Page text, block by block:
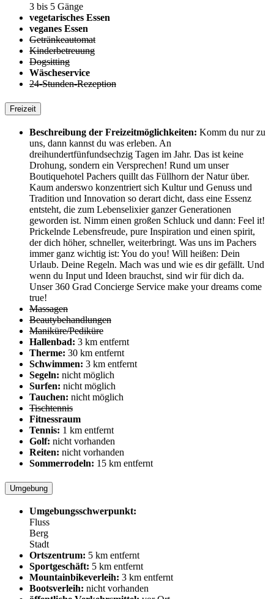
3 bis 5 Gänge
vegetarisches Essen
veganes Essen
Getränkeautomat
Kinderbetreuung
Dogsitting
Wäscheservice
24-Stunden-Rezeption
Freizeit
Beschreibung der Freizeitmöglichkeiten: Komm du nur zu
uns, dann kannst du was erleben. An
dreihundertfünfundsechzig Tagen im Jahr. Das ist keine
Drohung, sondern ein Versprechen! Rund um unser
Boutiquehotel Pachers quillt das Füllhorn der Natur über.
Kaum anderswo konzentriert sich Kultur und Genuss und
Tradition und Innovation so derart dicht, dass eine Essenz
entsteht, die zum Lebenselixier ganzer Generationen
geworden ist. Nimm einen großen Schluck und dann: Feel it!
Prickelnde Lebensfreude, pure Inspiration und einen spirit,
der dich höher, schneller, weiterbringt. Was uns im Pachers
immer ganz wichtig ist: You do you! Will heißen: Dein
Urlaub. Deine Regeln. Mach was und wie es dir gefällt. Und
wenn du Input und Ideen brauchst, sind wir für dich da.
Unser 360 Grad Concierge Service make your dreams come
true!
Massagen
Beautybehandlungen
Maniküre/Pediküre
Hallenbad: 3 km entfernt
Therme: 30 km entfernt
Schwimmen: 3 km entfernt
Segeln: nicht möglich
Surfen: nicht möglich
Tauchen: nicht möglich
Tischtennis
Fitnessraum
Tennis: 1 km entfernt
Golf: nicht vorhanden
Reiten: nicht vorhanden
Sommerrodeln: 15 km entfernt
Umgebung
Umgebungsschwerpunkt:
Fluss
Berg
Stadt
Ortszentrum: 5 km entfernt
Sportgeschäft: 5 km entfernt
Mountainbikeverleih: 3 km entfernt
Bootsverleih: nicht vorhanden